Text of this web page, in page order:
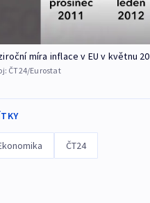
míra inflace v EU v květnu
ČT24/Eurostat
ČT24